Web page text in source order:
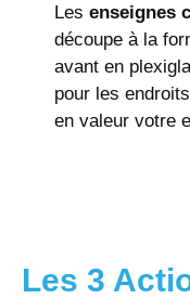
Les enseignes
découpe à la
avant en
pour les
en valeur votre
Les 3